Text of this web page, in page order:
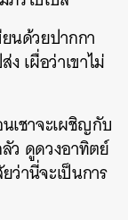
นด้วยปากกา
เผื่อว่าเขาไม่
เชาจะเผชิญกับ
ว ดูดวงอาทิตย์
านี่จะเป็นการ